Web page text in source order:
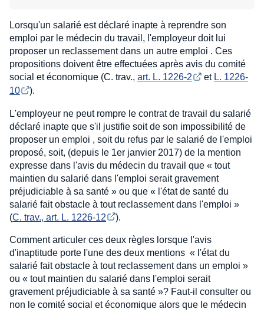
Lorsqu'un salarié est déclaré inapte à reprendre son
emploi par le médecin du travail, l'employeur doit lui
proposer un reclassement dans un autre emploi . Ces
propositions doivent être effectuées après avis du comité
social et économique (C. trav., art. L. 1226-2 et L. 1226-
10
).
L'employeur ne peut rompre le contrat de travail du salarié
déclaré inapte que s'il justifie soit de son impossibilité de
proposer un emploi , soit du refus par le salarié de l'emploi
proposé, soit, (depuis le 1er janvier 2017) de la mention
expresse dans l'avis du médecin du travail que « tout
maintien du salarié dans l'emploi serait gravement
préjudiciable à sa santé » ou que « l'état de santé du
salarié fait obstacle à tout reclassement dans l'emploi »
(C. trav., art. L. 1226-12 ).
Comment articuler ces deux règles lorsque l'avis
d'inaptitude porte l'une des deux mentions « l'état du
salarié fait obstacle à tout reclassement dans un emploi »
ou « tout maintien du salarié dans l'emploi serait
gravement préjudiciable à sa santé »? Faut-il consulter ou
non le comité social et économique alors que le médecin